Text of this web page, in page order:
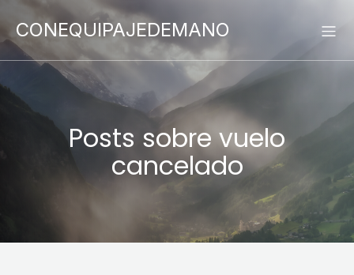
CONEQUIPAJEDEMANO
Posts sobre vuelo
cancelado